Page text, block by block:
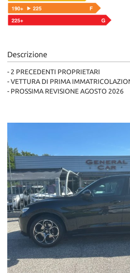
Descrizione
- 2 PRECEDENTI PROPRIETARI
- VETTURA DI PRIMA
- PROSSIMA REVISIONE AGOSTO 2026